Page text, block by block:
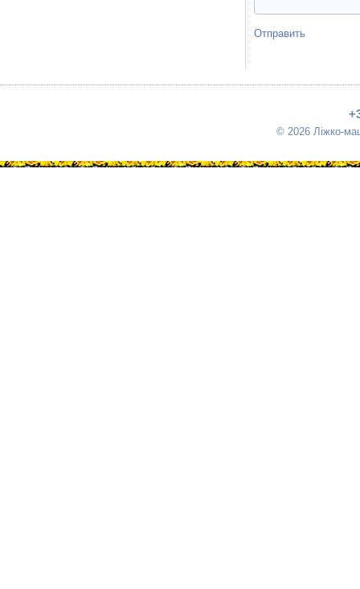
Отправить
© 2026 Ліжко-